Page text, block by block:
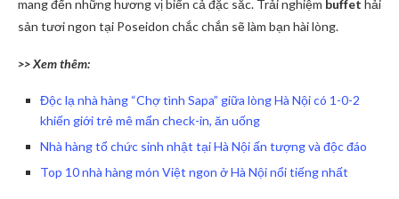
mang đến những hương vị biển cả đặc sắc. Trải nghiệm buffet hải
sản tươi ngon tại Poseidon chắc chắn sẽ làm bạn hài lòng.
>> Xem thêm:
Độc lạ nhà hàng “Chợ tình Sapa” giữa lòng Hà Nội có 1-0-2
khiến giới trẻ mê mẩn check-in, ăn uống
Nhà hàng tổ chức sinh nhật tại Hà Nội ấn tượng và độc đáo
Top 10 nhà hàng món Việt ngon ở Hà Nội nổi tiếng nhất